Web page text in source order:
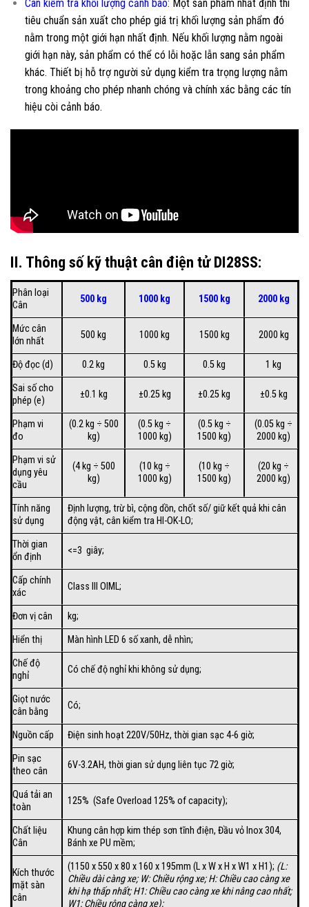
Cân kiểm tra khối lượng cảnh báo: Một sản phẩm nhất định thì
tiêu chuẩn sản xuất cho phép giá trị khối lượng sản phẩm đó
nằm trong một giới hạn nhất định. Nếu khối lượng nằm ngoài
giới hạn này, sản phẩm có thể có lỗi hoặc lẫn sang sản phẩm
khác. Thiết bị hỗ trợ người sử dụng kiểm tra trọng lượng nằm
trong khoảng cho phép nhanh chóng và chính xác bằng các tín
hiệu còi cảnh báo.
II. Thông số kỹ thuật cân điện tử DI28SS:
Phân loại
Cân
500 kg 1000 kg 1500 kg 2000 kg
Mức cân
lớn nhất
500 kg 1000 kg 1500 kg 2000 kg
Độ đọc (d) 0.2 kg 0.5 kg 0.5 kg
1 kg
Sai số cho
phép (e)
±0.1 kg ±0.25 kg ±0.25 kg ±0.5 kg
Phạm vi
đo
(0.2 kg ÷ 500
kg)
(0.5 kg ÷
1000 kg)
(0.5 kg ÷
1500 kg)
(0.05 kg ÷
2000 kg)
Phạm vi sử
dụng yêu
cầu
(4 kg ÷ 500
kg)
(10 kg ÷
1000 kg)
(10 kg ÷
1500 kg)
(20 kg ÷
2000 kg)
Tính năng
sử dụng
Định lượng, trừ bì, cộng dồn, chốt số/ giữ kết quả khi cân
động vật, cân kiểm tra HI-OK-LO;
Thời gian
ổn định
<=3 giây;
Cấp chính
xác
Class III OIML;
Đơn vị cân
kg;
Hiển thị
Màn hình LED 6 số xanh, dễ nhìn;
Chế độ
nghỉ
Có chế độ nghỉ khi không sử dụng;
Giọt nước
cân bằng
Có;
Nguồn cấp
Điện sinh hoạt 220V/50Hz, thời gian sạc 4-6 giờ;
Pin sạc
theo cân
6V-3.2AH, thời gian sử dụng liên tục 72 giờ;
Quá tải an
toàn
125% (Safe Overload 125% of capacity);
Chất liệu
Cân
Khung cân hợp kim thép sơn tĩnh điện, Đầu vỏ Inox 304,
Bánh xe PU mềm;
Kích thước
mặt sàn
cân
(1150 x 550 x 80 x 160 x 195mm (L x W x H x W1 x H1); (L:
Chiều dài càng xe; W: Chiều rộng xe; H: Chiều cao càng xe
khi hạ thấp nhất; H1: Chiều cao càng xe khi nâng cao nhất;
W1: Chiều rộng càng xe);